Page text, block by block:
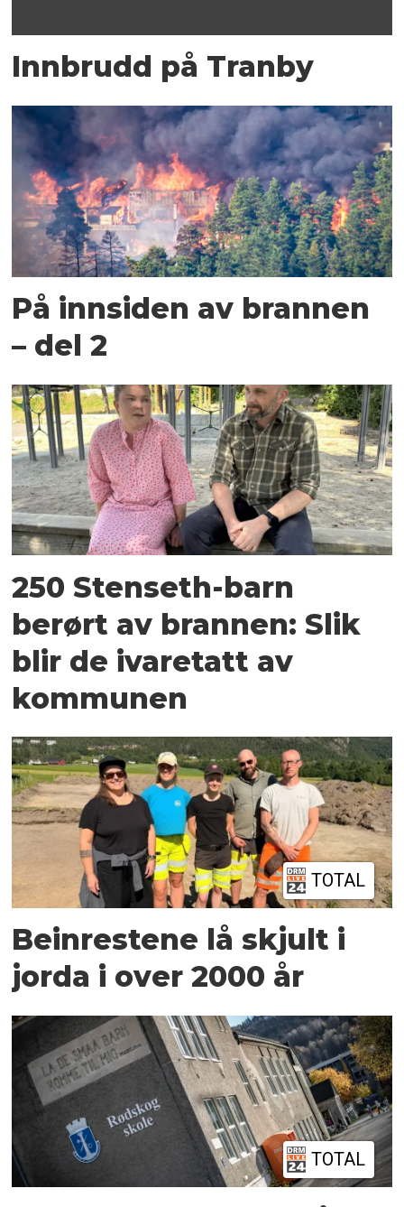
Innbrudd på Tranby
På innsiden av brannen
– del 2
250 Stenseth-barn
berørt av brannen: Slik
blir de ivaretatt av
kommunen
TOTAL
Beinrestene lå skjult i
jorda i over 2000 år
TOTAL